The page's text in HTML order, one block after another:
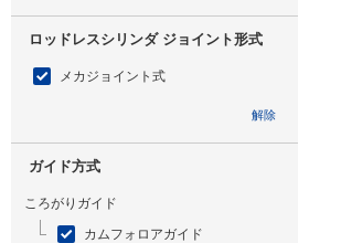
ロッドレスシリンダ ジョイント形式
メカジョイント式
解除
ガイド方式
ころがりガイド
カムフォロアガイド